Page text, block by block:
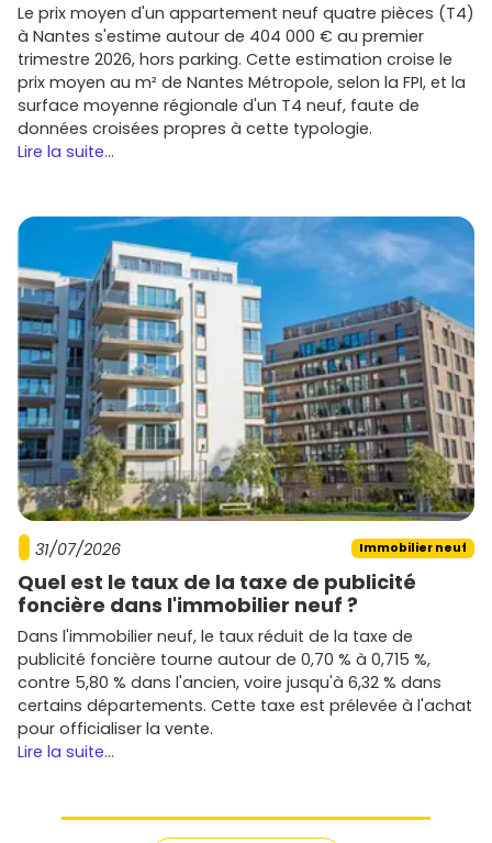
Le prix moyen d'un appartement neuf quatre pièces (T4)
à Nantes s'estime autour de 404 000 € au premier
trimestre 2026, hors parking. Cette estimation croise le
prix moyen au m² de Nantes Métropole, selon la FPI, et la
surface moyenne régionale d'un T4 neuf, faute de
données croisées propres à cette typologie.
Lire la suite...
31/07/2026 Immobilier neuf
Quel est le taux de la taxe de publicité
foncière dans l'immobilier neuf ?
Dans l'immobilier neuf, le taux réduit de la taxe de
publicité foncière tourne autour de 0,70 % à 0,715 %,
contre 5,80 % dans l'ancien, voire jusqu'à 6,32 % dans
certains départements. Cette taxe est prélevée à l'achat
pour officialiser la vente.
Lire la suite...